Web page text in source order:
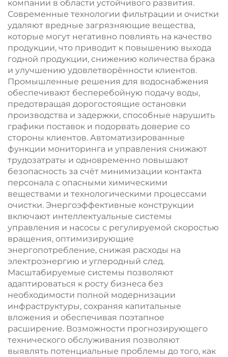
компании в области устойчивого развития.
Современные технологии фильтрации и очистки
удаляют вредные загрязняющие вещества,
которые могут негативно повлиять на качество
продукции, что приводит к повышению выхода
годной продукции, снижению количества брака
и улучшению удовлетворённости клиентов.
Промышленные решения для водоснабжения
обеспечивают бесперебойную подачу воды,
предотвращая дорогостоящие остановки
производства и задержки, способные нарушить
графики поставок и подорвать доверие со
стороны клиентов. Автоматизированные
функции мониторинга и управления снижают
трудозатраты и одновременно повышают
безопасность за счёт минимизации контакта
персонала с опасными химическими
веществами и технологическими процессами
очистки. Энергоэффективные конструкции
включают интеллектуальные системы
управления и насосы с регулируемой скоростью
вращения, оптимизирующие
энергопотребление, снижая расходы на
электроэнергию и углеродный след.
Масштабируемые системы позволяют
адаптироваться к росту бизнеса без
необходимости полной модернизации
инфраструктуры, сохраняя капитальные
вложения и обеспечивая поэтапное
расширение. Возможности прогнозирующего
технического обслуживания позволяют
выявлять потенциальные проблемы до того, как